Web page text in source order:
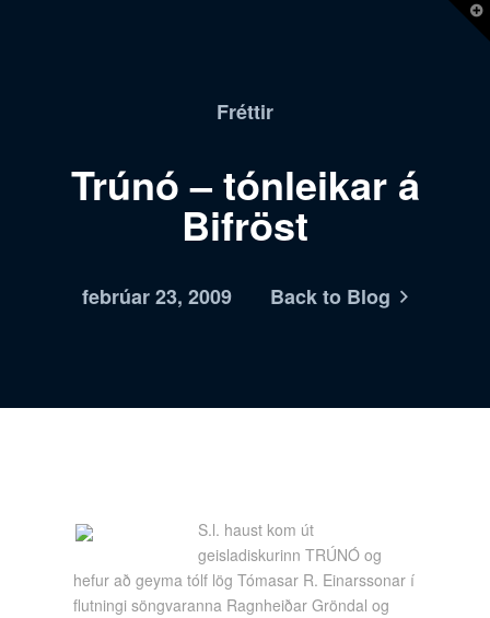
Fréttir
Trúnó – tónleikar á
Bifröst
febrúar 23, 2009 Back to Blog
S.l. haust kom út
geisladiskurinn TRÚNÓ og
hefur að geyma tólf lög Tómasar R. Einarssonar í
flutningi söngvaranna Ragnheiðar Gröndal og